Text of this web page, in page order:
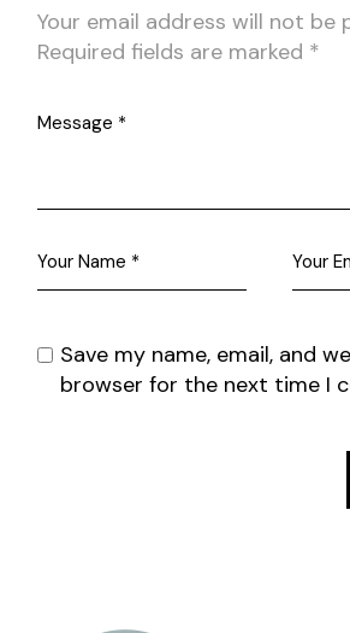
Your email address will not be
Required fields are marked *
Save my name, email, and
browser for the next time I